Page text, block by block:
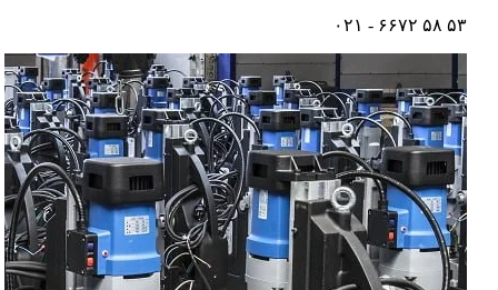
۵۳ ۵۸ ۶۶۷۲ - ۰۲۱